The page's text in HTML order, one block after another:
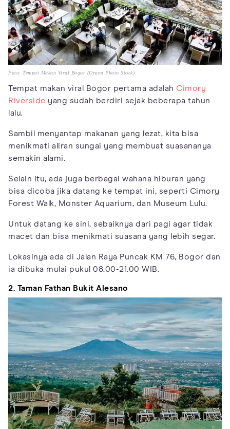
Foto: Tempat Makan Viral Bogor (Orami Photo Stock)
Tempat makan viral Bogor pertama adalah Cimory
Riverside yang sudah berdiri sejak beberapa tahun
lalu.
Sambil menyantap makanan yang lezat, kita bisa
menikmati aliran sungai yang membuat suasananya
semakin alami.
Selain itu, ada juga berbagai wahana hiburan yang
bisa dicoba jika datang ke tempat ini, seperti Cimory
Forest Walk, Monster Aquarium, dan Museum Lulu.
Untuk datang ke sini, sebaiknya dari pagi agar tidak
macet dan bisa menikmati suasana yang lebih segar.
Lokasinya ada di Jalan Raya Puncak KM 76, Bogor dan
ia dibuka mulai pukul 08.00-21.00 WIB.
2. Taman Fathan Bukit Alesano